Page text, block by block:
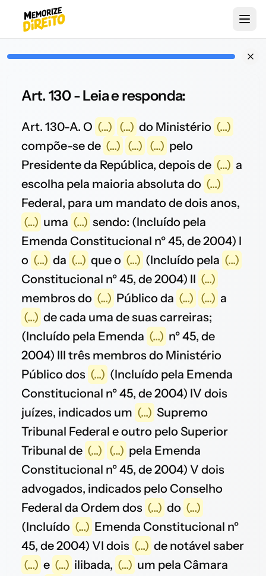
Art. 130 - Leia e responda:
Art. 130-A. O (...) (...) do Ministério (...)
compõe-se de (...) (...) (...) pelo
Presidente da República, depois de (...) a
escolha pela maioria absoluta do (...)
Federal, para um mandato de dois anos,
(...) uma (...) sendo: (Incluído pela
Emenda Constitucional nº 45, de 2004) I
o (...) da (...) que o (...) (Incluído pela (...)
Constitucional nº 45, de 2004) II (...)
membros do (...) Público da (...) (...) a
(...) de cada uma de suas carreiras;
(Incluído pela Emenda (...) nº 45, de
2004) III três membros do Ministério
Público dos (...) (Incluído pela Emenda
Constitucional nº 45, de 2004) IV dois
juízes, indicados um (...) Supremo
Tribunal Federal e outro pelo Superior
Tribunal de (...) (...) pela Emenda
Constitucional nº 45, de 2004) V dois
advogados, indicados pelo Conselho
Federal da Ordem dos (...) do (...)
(Incluído (...) Emenda Constitucional nº
45, de 2004) VI dois (...) de notável saber
(...) e (...) ilibada, (...) um pela Câmara